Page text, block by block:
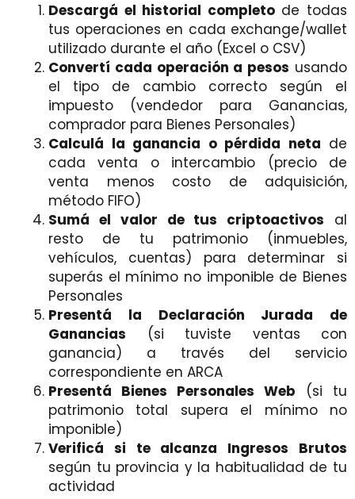
Descargá el historial completode todas
tus operaciones en cada exchange/wallet
utilizado durante el año (Excel o CSV)
Convertí cada operación a pesos usando
el tipo de cambio correcto según el
impuesto (vendedor para Ganancias,
comprador para Bienes Personales)
Calculá la ganancia o pérdida neta de
cada venta o intercambio (precio de
venta menos costo de adquisición,
método FIFO)
Sumá el valor de tus criptoactivos al
resto de tu patrimonio (inmuebles,
vehículos, cuentas) para determinar si
superás el mínimo no imponible de Bienes
Personales
Presentá la Declaración Jurada de
Ganancias (si tuviste ventas con
ganancia) a través del servicio
correspondiente en ARCA
Presentá Bienes Personales Web (si tu
patrimonio total supera el mínimo no
imponible)
Verificá si te alcanza Ingresos Brutos
según tu provincia y la habitualidad de tu
actividad